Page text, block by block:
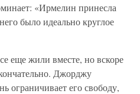
«Ирмелин принесла
было идеально круглое
еще жили вместе, но вскоре
Джорджу
ограничивает его свободу,